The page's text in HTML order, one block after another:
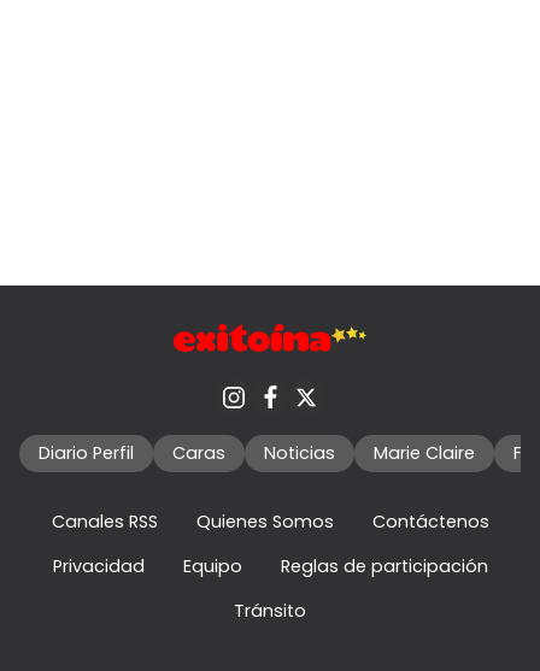
Diario Perfil Caras Noticias Marie Claire
Canales RSS Quienes Somos
Contáctenos
Privacidad
Equipo
Reglas de participación
Tránsito